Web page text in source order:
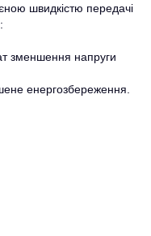
швидкістю передачі
зменшення напруги
енергозбереження.